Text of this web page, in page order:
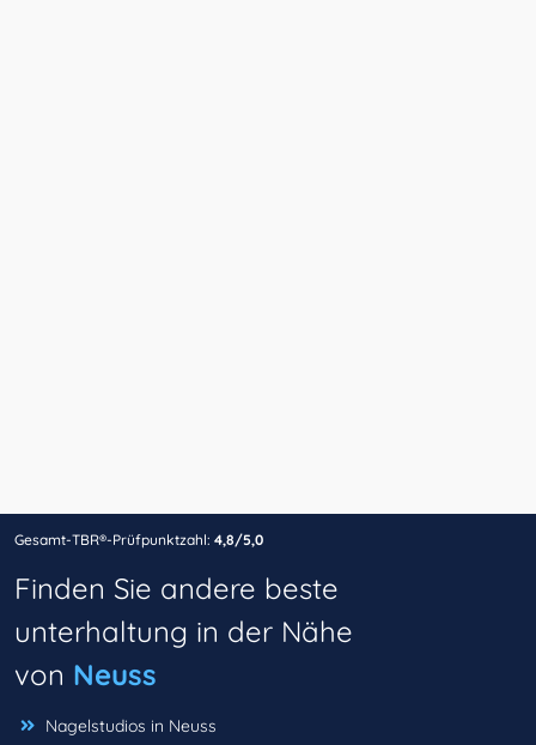
Gesamt-TBR®-Prüfpunktzahl: 4,8/5,0
Finden Sie andere beste
unterhaltung in der Nähe
von Neuss
Nagelstudios in Neuss